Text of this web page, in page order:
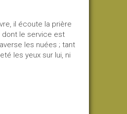
il écoute la prière
dont le service est
les nuées ; tant
les yeux sur lui, ni